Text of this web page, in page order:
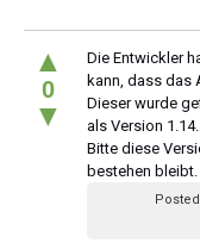
▲
0
▼
Die Entwickler
kann, dass das
Dieser wurde
als Version
Bitte diese
bestehen bleibt.